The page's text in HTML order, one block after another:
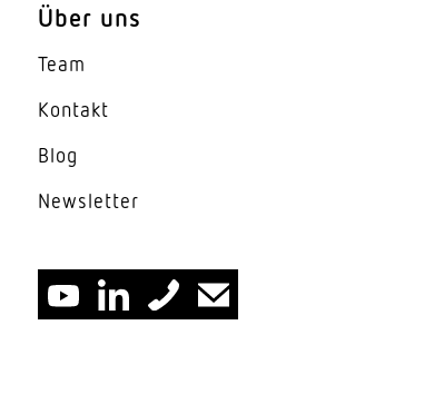
Über uns
Team
Kontakt
Blog
News­letter